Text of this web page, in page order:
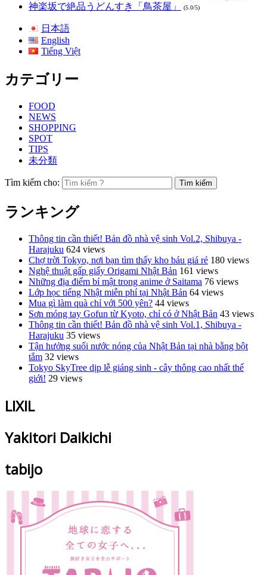
神楽坂で絶品うどんすき「鳥茶屋」 (5.0/5)
日本語
English
Tiếng Việt
カテゴリー
FOOD
NEWS
SHOPPING
SPOT
TIPS
未分類
Tìm kiếm cho:
ランキング
Thông tin cần thiết! Bản đồ nhà vệ sinh Vol.2, Shibuya -
Harajuku 624 views
Chợ trời Tokyo, nơi bạn tìm thấy kho báu giá rẻ 180 views
Nghệ thuật gấp giấy Origami Nhật Bản 161 views
Những địa điểm bí mật trong anime ở Saitama 76 views
Lớp học tiếng Nhật miễn phí tại Nhật Bản 64 views
Mua gì làm quà chỉ với 500 yên? 44 views
Sơn móng tay Gofun từ Kyoto, chỉ có ở Nhật Bản 43 views
Thông tin cần thiết! Bản đồ nhà vệ sinh Vol.1, Shibuya -
Harajuku 35 views
Tận hưởng suối nước nóng của Nhật Bản tại nhà bằng bột
tắm 32 views
Tokyo SkyTree dịp lễ giáng sinh - cây thông cao nhất thế
giới! 29 views
LIXIL
Yakitori Daikichi
tabijo